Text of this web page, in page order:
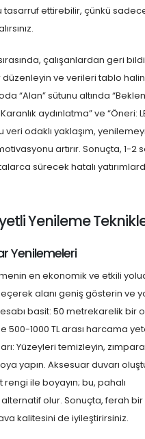
tasarruf ettirebilir, çünkü
çalışanlardan geri
ve verileri tablo
“Alan” sütunu altında
aydınlatma” ve “Öneri:
veri odaklı yaklaşım, yenilemeyi
artırır. Sonuçta, 1-2
sürecek hatalı
Yenileme
Yenilemeleri
en ekonomik ve etkili
alanı geniş gösterin ve
basit: 50 metrekarelik bir
500-1000 TL arası harcama
Yüzeyleri temizleyin,
yapın. Aksesuar duvarı
ile boyayın; bu, pahalı
olur. Sonuçta, ferah
kalitesini de iyileştirirsiniz.